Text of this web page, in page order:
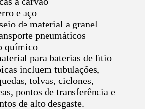
e aço
de material a granel
pneumáticos
químico
para baterias de lítio
incluem tubulações,
tolvas, ciclones,
pontos de transferência e
de alto desgaste.